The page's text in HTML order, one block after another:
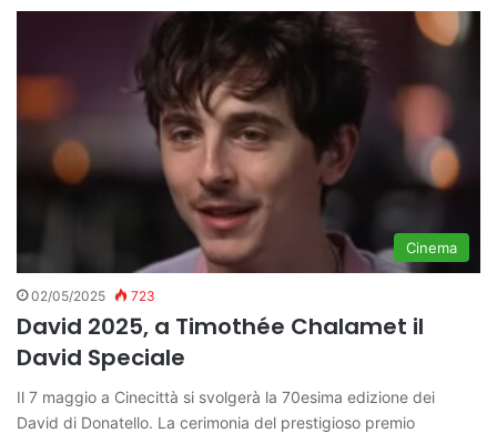
Cinema
02/05/2025 723
David 2025, a Timothée Chalamet il
David Speciale
Il 7 maggio a Cinecittà si svolgerà la 70esima edizione dei
David di Donatello. La cerimonia del prestigioso premio